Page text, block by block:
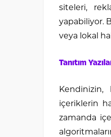
siteleri,
yapabiliyor.
veya lokal
Tanıtım
içeriklerin
zamanda